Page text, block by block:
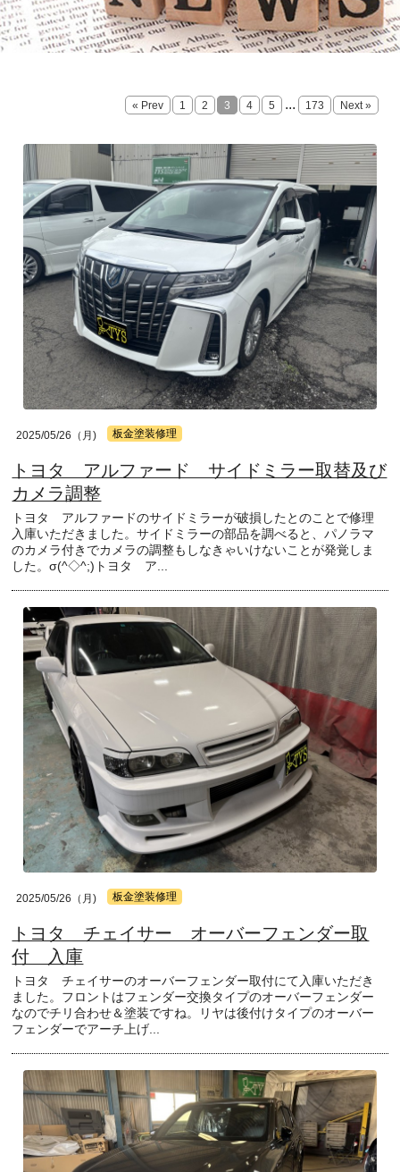
« Prev 1 2 3 4 5 ... 173 Next »
2025/05/26（月) 板金塗装修理
トヨタ アルファード サイドミラー取替及び
カメラ調整
トヨタ アルファードのサイドミラーが破損したとのことで修理
入庫いただきました。サイドミラーの部品を調べると、パノラマ
のカメラ付きでカメラの調整もしなきゃいけないことが発覚しま
した。σ(^◇^;)トヨタ ア...
2025/05/26（月) 板金塗装修理
トヨタ チェイサー オーバーフェンダー取
付 入庫
トヨタ チェイサーのオーバーフェンダー取付にて入庫いただき
ました。フロントはフェンダー交換タイプのオーバーフェンダー
なのでチリ合わせ＆塗装ですね。リヤは後付けタイプのオーバー
フェンダーでアーチ上げ...